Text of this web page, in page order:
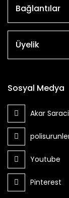
Bağlantılar
Üyelik
Sosyal Medya
Akar
Youtube
Pinterest